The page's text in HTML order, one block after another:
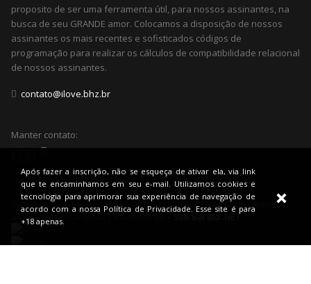
proposito de ser uma ferramenta útil, para nossos assinantes, na
busca de seu GRANDE amor. Colocamos a disposição de nossos
assinantes os mais recentes e sofisticados códigos de
programação para realizar os cálculos de compatibilidade relacional
de nossos assinantes.
contato@ilove.bhz.br
Manter contato:
Todos os Direitos Reservados © 2022 I LOVE BHZ - O seu grande
amor pode estar aqui! | Powered by |
Site Barato .NET
Após fazer a inscrição, não se esqueça de ativar ela, via link
que te encaminhamos em seu e-mail. Utilizamos cookies e
tecnologia para aprimorar sua experiência de navegação de
acordo com a nossa Política de Privacidade. Esse site é para
+18 apenas.